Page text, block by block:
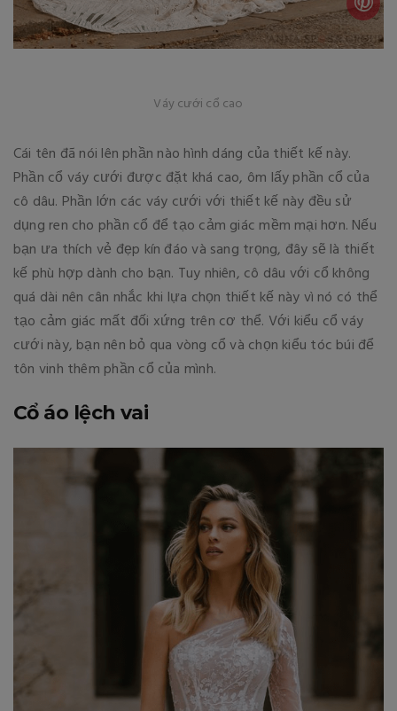
Váy cưới cổ cao
Cái tên đã nói lên phần nào hình dáng của thiết kế này.
Phần cổ váy cưới được đặt khá cao, ôm lấy phần cổ của
cô dâu. Phần lớn các váy cưới với thiết kế này đều sử
dụng ren cho phần cổ để tạo cảm giác mềm mại hơn. Nếu
bạn ưa thích vẻ đẹp kín đáo và sang trọng, đây sẽ là thiết
kế phù hợp dành cho bạn. Tuy nhiên, cô dâu với cổ không
quá dài nên cân nhắc khi lựa chọn thiết kế này vì nó có thể
tạo cảm giác mất đối xứng trên cơ thể. Với kiểu cổ váy
cưới này, bạn nên bỏ qua vòng cổ và chọn kiểu tóc búi để
tôn vinh thêm phần cổ của mình.
Cổ áo lệch vai